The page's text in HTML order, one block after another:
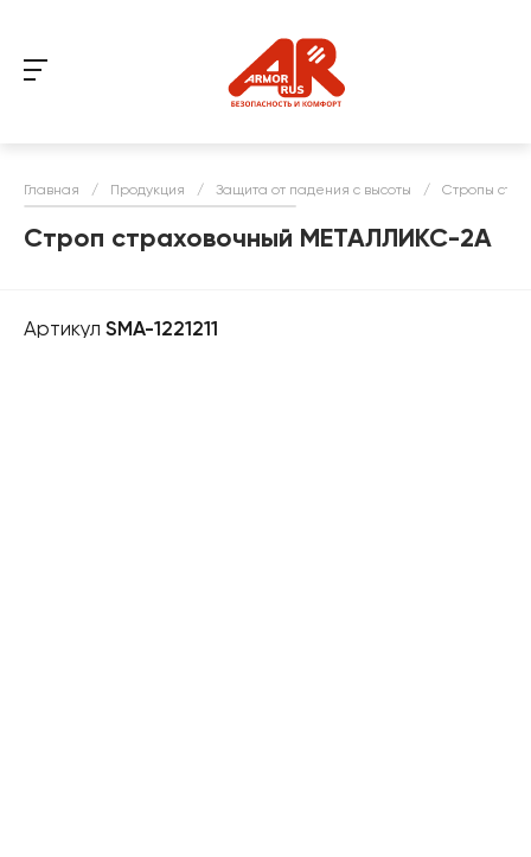
Главная / Продукция / Защита от падения с высоты / Стропы
Строп страховочный МЕТАЛЛИКС-2А
Артикул SMA-1221211